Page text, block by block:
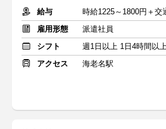
給与
時給1225～1800円＋交
雇用形態
派遣社員
シフト
週1日以上 1日4時間以
アクセス
海老名駅